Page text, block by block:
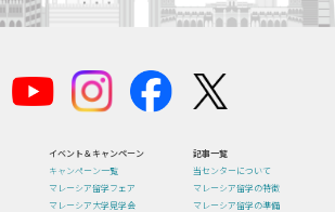
イベント＆キャンペーン
キャンペーン一覧
マレーシア留学フェア
マレーシア大学見学会
記事一覧
当センターについて
マレーシア留学の特徴
マレーシア留学の準備